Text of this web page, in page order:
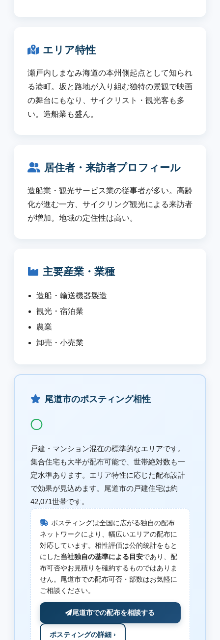
エリア特性
瀬戸内しまなみ海道の本州側起点として知られ
る港町。坂と路地が入り組む独特の景観で映画
の舞台にもなり、サイクリスト・観光客も多
い。造船業も盛ん。
居住者・来訪者プロフィール
造船業・観光サービス業の従事者が多い。高齢
化が進む一方、サイクリング観光による来訪者
が増加。地域の定住性は高い。
主要産業・業種
造船・輸送機器製造
観光・宿泊業
農業
卸売・小売業
尾道市のポスティング相性
◯
戸建・マンション混在の標準的なエリアです。
集合住宅も大半が配布可能で、世帯絶対数も一
定水準あります。エリア特性に応じた配布設計
で効果が見込めます。尾道市の戸建住宅は約
42,071世帯です。
ポスティングは全国に広がる独自の配布
ネットワークにより、幅広いエリアの配布に
対応しています。相性評価は公的統計をもと
にした当社独自の基準による目安であり、配
布可否やお見積りを確約するものではありま
せん。尾道市での配布可否・部数はお気軽に
ご相談ください。
尾道市での配布を相談する
ポスティングの詳細 ›